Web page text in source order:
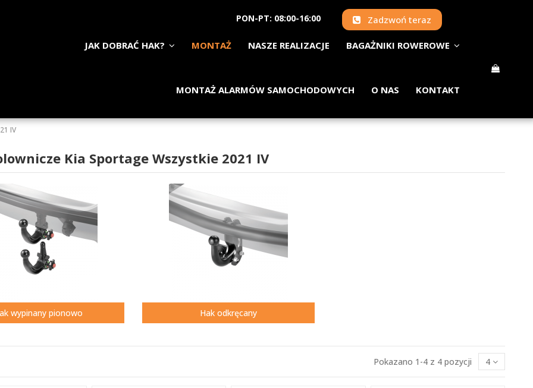
PON-PT: 08:00-16:00 Zadzwoń teraz
JAK DOBRAĆ HAK? MONTAŻ NASZE REALIZACJE BAGAŻNIKI ROWEROWE
MONTAŻ ALARMÓW SAMOCHODOWYCH O NAS KONTAKT
IV
Kia Sportage Wszystkie 2021 IV
wypinany pionowo Hak odkręcany
Pokazano 1-4 z 4 pozycji 4